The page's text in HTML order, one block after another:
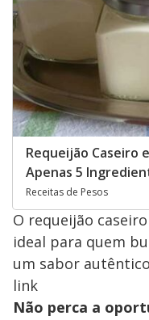
Requeijão Caseiro
Apenas 5
Receitas de Pesos
O requeijão
ideal para quem
um sabor
link
Não perca a